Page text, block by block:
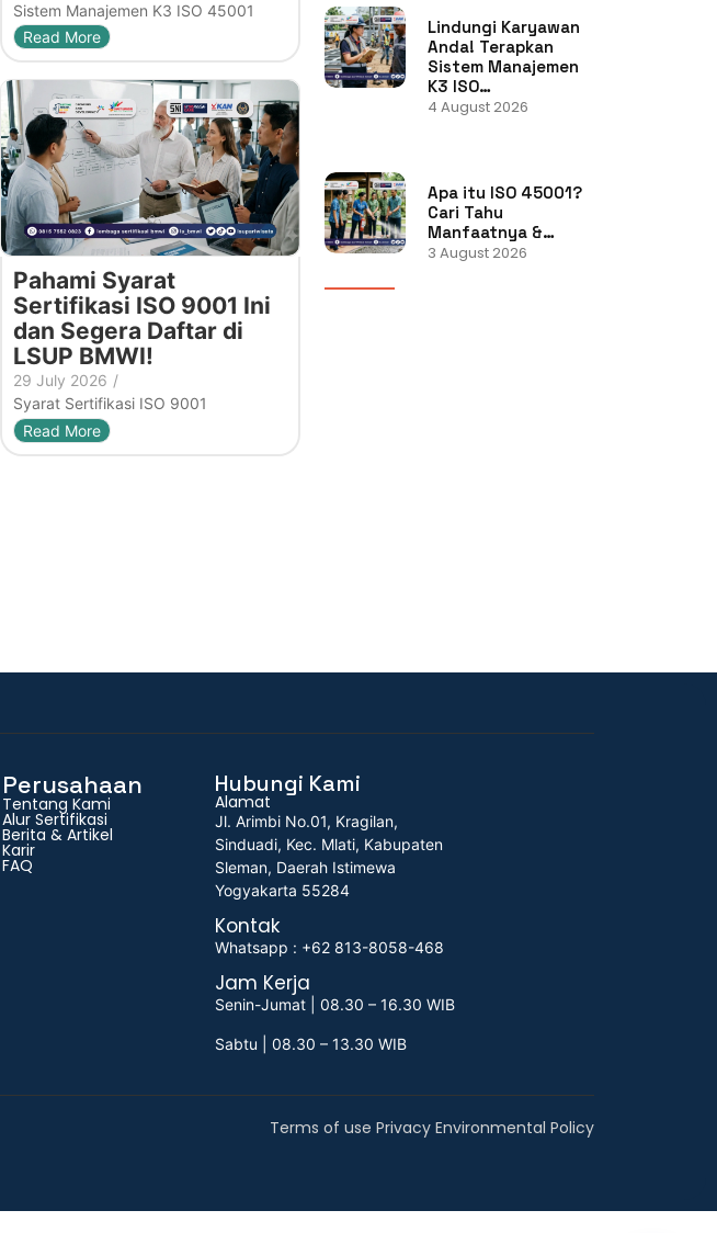
Sistem Manajemen K3 ISO 45001
Read More
Pahami Syarat
Sertifikasi ISO 9001 Ini
dan Segera Daftar di
LSUP BMWI!
29 July 2026 /
Syarat Sertifikasi ISO 9001
Read More
Lindungi Karyawan
Anda! Terapkan
Sistem Manajemen
K3 ISO…
4 August 2026
Apa itu ISO 45001?
Cari Tahu
Manfaatnya &…
3 August 2026
Perusahaan
Tentang Kami
Alur Sertifikasi
Berita & Artikel
Karir
FAQ
Hubungi Kami
Alamat
Jl. Arimbi No.01, Kragilan,
Sinduadi, Kec. Mlati, Kabupaten
Sleman, Daerah Istimewa
Yogyakarta 55284
Kontak
Whatsapp : +62 813-8058-468
Jam Kerja
Senin-Jumat | 08.30 – 16.30 WIB
Sabtu | 08.30 – 13.30 WIB
Terms of use Privacy Environmental Policy